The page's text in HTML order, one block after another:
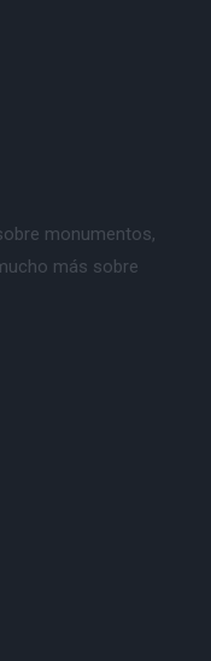
monumentos,
más sobre